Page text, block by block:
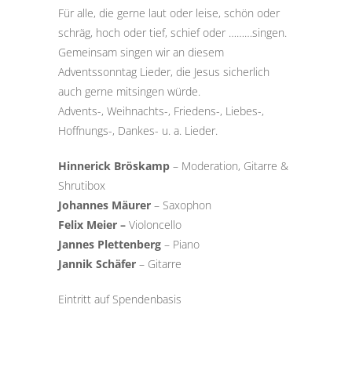
Für alle, die gerne laut oder leise, schön oder
schräg, hoch oder tief, schief oder ………singen.
Gemeinsam singen wir an diesem
Adventssonntag Lieder, die Jesus sicherlich
auch gerne mitsingen würde.
Advents-, Weihnachts-, Friedens-, Liebes-,
Hoffnungs-, Dankes- u. a. Lieder.
Hinnerick Bröskamp – Moderation, Gitarre &
Shrutibox
Johannes Mäurer – Saxophon
Felix Meier – Violoncello
Jannes Plettenberg – Piano
Jannik Schäfer – Gitarre
Eintritt auf Spendenbasis